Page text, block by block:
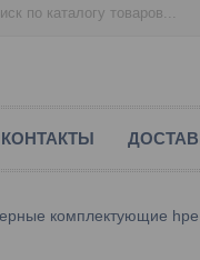
КОНТАКТЫ
комплектующие hpe